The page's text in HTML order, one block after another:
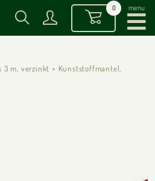
0 menu
3 m, verzinkt + Kunststoffmantel,